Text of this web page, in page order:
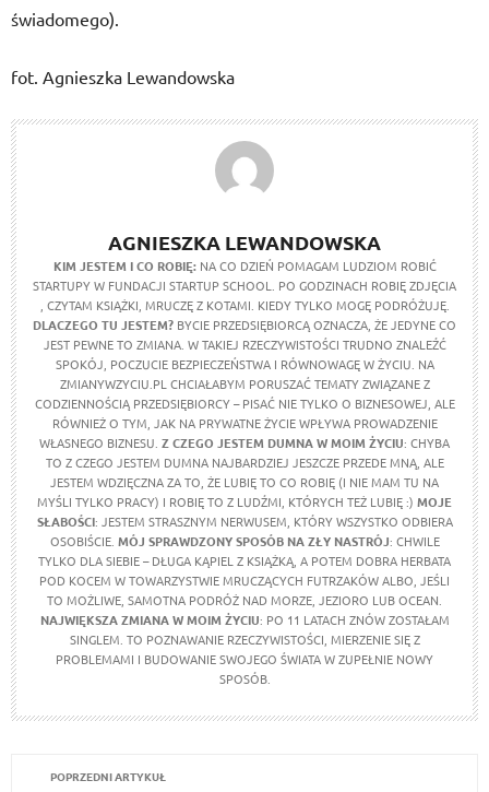
świadomego).
fot. Agnieszka Lewandowska
AGNIESZKA LEWANDOWSKA
KIM JESTEM I CO ROBIĘ:NA CO DZIEŃ POMAGAM LUDZIOM ROBIĆ
STARTUPY W FUNDACJI STARTUP SCHOOL. PO GODZINACH ROBIĘ ZDJĘCIA
, CZYTAM KSIĄŻKI, MRUCZĘ Z KOTAMI. KIEDY TYLKO MOGĘ PODRÓŻUJĘ.
DLACZEGO TU JESTEM? BYCIE PRZEDSIĘBIORCĄ OZNACZA, ŻE JEDYNE CO
JEST PEWNE TO ZMIANA. W TAKIEJ RZECZYWISTOŚCI TRUDNO ZNALEŹĆ
SPOKÓJ, POCZUCIE BEZPIECZEŃSTWA I RÓWNOWAGĘ W ŻYCIU. NA
ZMIANYWZYCIU.PL CHCIAŁABYM PORUSZAĆ TEMATY ZWIĄZANE Z
CODZIENNOŚCIĄ PRZEDSIĘBIORCY – PISAĆ NIE TYLKO O BIZNESOWEJ, ALE
RÓWNIEŻ O TYM, JAK NA PRYWATNE ŻYCIE WPŁYWA PROWADZENIE
WŁASNEGO BIZNESU. Z CZEGO JESTEM DUMNA W MOIM ŻYCIU: CHYBA
TO Z CZEGO JESTEM DUMNA NAJBARDZIEJ JESZCZE PRZEDE MNĄ, ALE
JESTEM WDZIĘCZNA ZA TO, ŻE LUBIĘ TO CO ROBIĘ (I NIE MAM TU NA
MYŚLI TYLKO PRACY) I ROBIĘ TO Z LUDŹMI, KTÓRYCH TEŻ LUBIĘ :) MOJE
SŁABOŚCI: JESTEM STRASZNYM NERWUSEM, KTÓRY WSZYSTKO ODBIERA
OSOBIŚCIE. MÓJ SPRAWDZONY SPOSÓB NA ZŁY NASTRÓJ: CHWILE
TYLKO DLA SIEBIE – DŁUGA KĄPIEL Z KSIĄŻKĄ, A POTEM DOBRA HERBATA
POD KOCEM W TOWARZYSTWIE MRUCZĄCYCH FUTRZAKÓW ALBO, JEŚLI
TO MOŻLIWE, SAMOTNA PODRÓŻ NAD MORZE, JEZIORO LUB OCEAN.
NAJWIĘKSZA ZMIANA W MOIM ŻYCIU: PO 11 LATACH ZNÓW ZOSTAŁAM
SINGLEM. TO POZNAWANIE RZECZYWISTOŚCI, MIERZENIE SIĘ Z
PROBLEMAMI I BUDOWANIE SWOJEGO ŚWIATA W ZUPEŁNIE NOWY
SPOSÓB.
POPRZEDNI ARTYKUŁ